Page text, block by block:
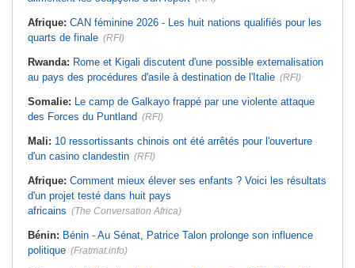
Afrique: CAN féminine 2026 - Les huit nations qualifiés pour les
quarts de finale (RFI)
Rwanda: Rome et Kigali discutent d'une possible externalisation
au pays des procédures d'asile à destination de l'Italie (RFI)
Somalie: Le camp de Galkayo frappé par une violente attaque
des Forces du Puntland (RFI)
Mali: 10 ressortissants chinois ont été arrêtés pour l'ouverture
d'un casino clandestin (RFI)
Afrique: Comment mieux élever ses enfants ? Voici les résultats
d'un projet testé dans huit pays
africains (The Conversation Africa)
Bénin: Bénin - Au Sénat, Patrice Talon prolonge son influence
politique (Fratmat.info)